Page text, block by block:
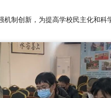
机制创新，为提高学校民主化和科